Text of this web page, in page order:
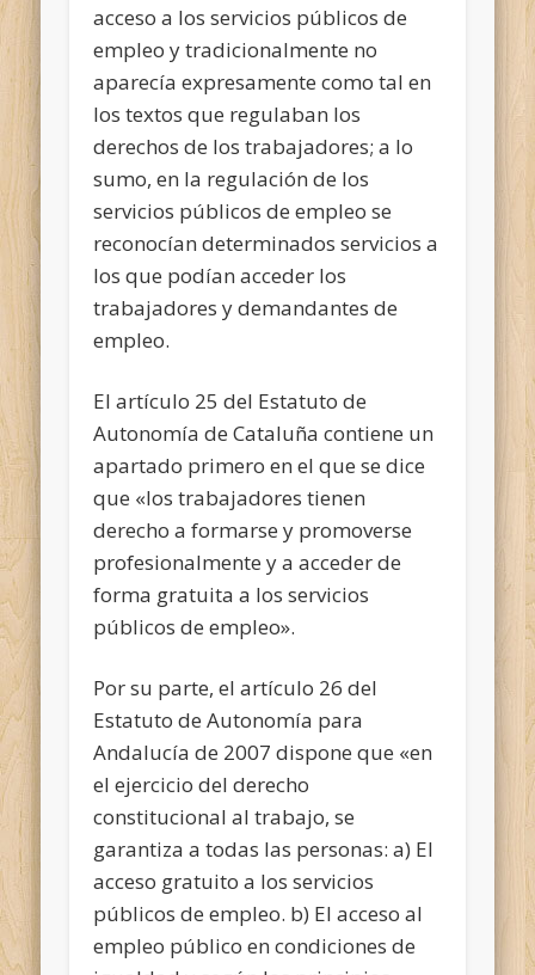
acceso a los servicios públicos de
empleo y tradicionalmente no
aparecía expresamente como tal en
los textos que regulaban los
derechos de los trabajadores; a lo
sumo, en la regulación de los
servicios públicos de empleo se
reconocían determinados servicios a
los que podían acceder los
trabajadores y demandantes de
empleo.
El artículo 25 del Estatuto de
Autonomía de Cataluña contiene un
apartado primero en el que se dice
que «los trabajadores tienen
derecho a formarse y promoverse
profesionalmente y a acceder de
forma gratuita a los servicios
públicos de empleo».
Por su parte, el artículo 26 del
Estatuto de Autonomía para
Andalucía de 2007 dispone que «en
el ejercicio del derecho
constitucional al trabajo, se
garantiza a todas las personas: a) El
acceso gratuito a los servicios
públicos de empleo. b) El acceso al
empleo público en condiciones de